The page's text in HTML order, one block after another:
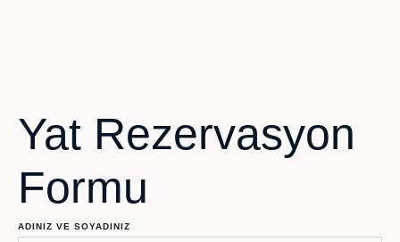
Yat Rezervasyon
Formu
ADINIZ VE SOYADINIZ